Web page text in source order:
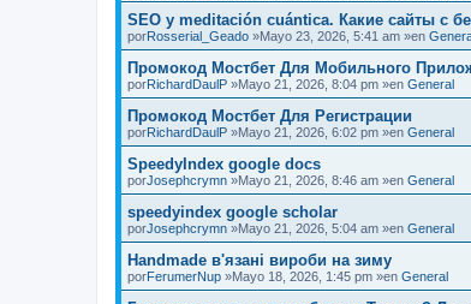
SEO y meditación cuántica. Какие сайты с
porRosserial_Geado »Mayo 23, 2026, 5:41 am »en
Промокод Мостбет Для Мобильного
porRichardDaulP »Mayo 21, 2026, 8:04 pm »en General
Промокод Мостбет Для Регистрации
porRichardDaulP »Mayo 21, 2026, 6:02 pm »en General
SpeedyIndex google docs
porJosephcrymn »Mayo 21, 2026, 8:46 am »en General
speedyindex google scholar
porJosephcrymn »Mayo 21, 2026, 5:04 am »en General
Handmade в'язані вироби на зиму
porFerumerNup »Mayo 18, 2026, 1:45 pm »en General